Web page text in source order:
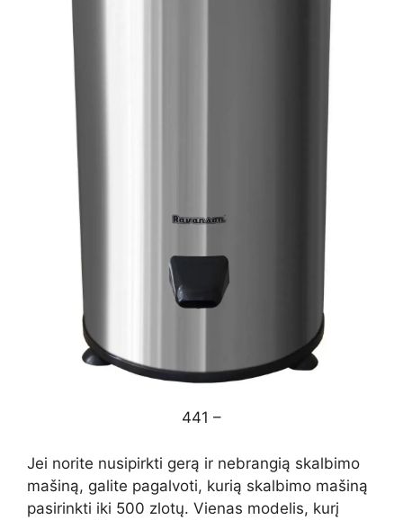
441 –
Jei norite nusipirkti gerą ir nebrangią skalbimo
mašiną, galite pagalvoti, kurią skalbimo mašiną
pasirinkti iki 500 zlotų. Vienas modelis, kurį